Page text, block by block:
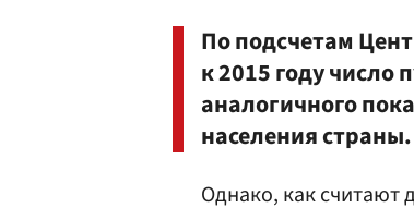
По подсчетам
к 2015 году число
аналогичного
населения страны.
Однако, как считают